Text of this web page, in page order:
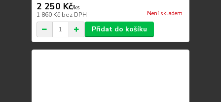
2 250 Kč/ks
1 860 Kč bez DPH Není skladem
Přidat do košíku